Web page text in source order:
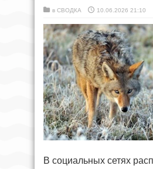
в СВОДКА 10.06.2026 21:10
В социальных сетях